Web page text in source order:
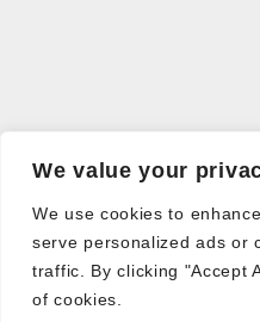
We value your
We use cookies to
serve personalized ads or
traffic. By clicking "Accept
of cookies.